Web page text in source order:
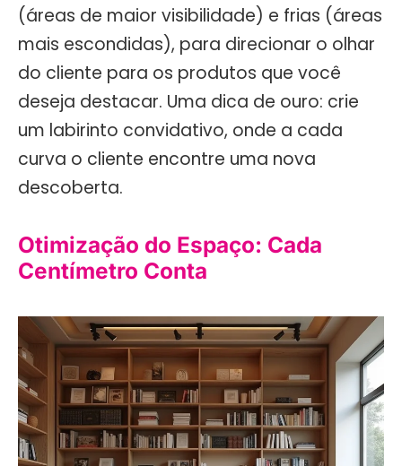
(áreas de maior visibilidade) e frias (áreas
mais escondidas), para direcionar o olhar
do cliente para os produtos que você
deseja destacar. Uma dica de ouro: crie
um labirinto convidativo, onde a cada
curva o cliente encontre uma nova
descoberta.
Otimização do Espaço: Cada
Centímetro Conta